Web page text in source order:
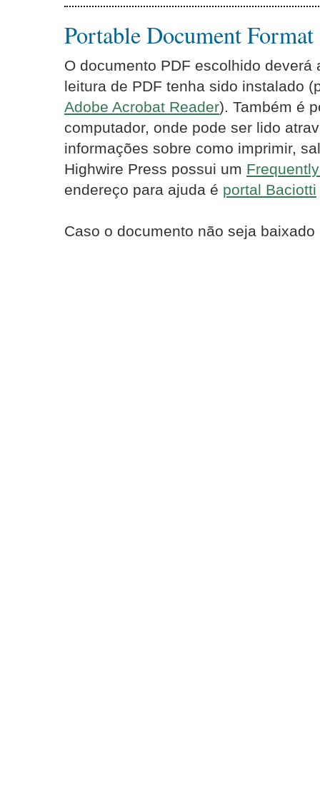
Portable Document
O documento PDF escolhido
leitura de PDF tenha sido instalado
Adobe Acrobat Reader). Também é
computador, onde pode ser lido
informações sobre como imprimir,
Highwire Press possui um
endereço para ajuda é portal Baciotti
Caso o documento não seja